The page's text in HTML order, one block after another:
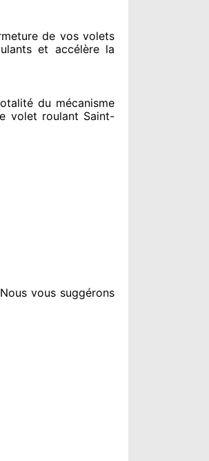
de vos volets
et accélère la
du mécanisme
volet roulant Saint-
vous suggérons